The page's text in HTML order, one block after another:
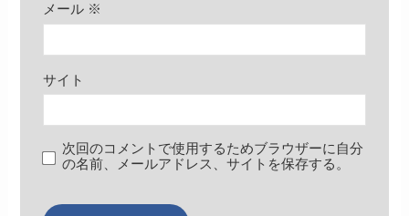
メール ※
サイト
次回のコメントで使用するためブラウザーに自分
の名前、メールアドレス、サイトを保存する。